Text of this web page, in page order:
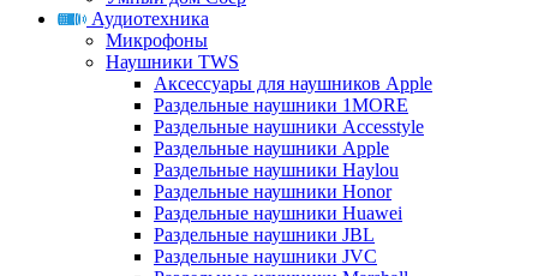
Аудиотехника
Микрофоны
Наушники TWS
Аксессуары для наушников Apple
Раздельные наушники 1MORE
Раздельные наушники Accesstyle
Раздельные наушники Apple
Раздельные наушники Haylou
Раздельные наушники Honor
Раздельные наушники Huawei
Раздельные наушники JBL
Раздельные наушники JVC